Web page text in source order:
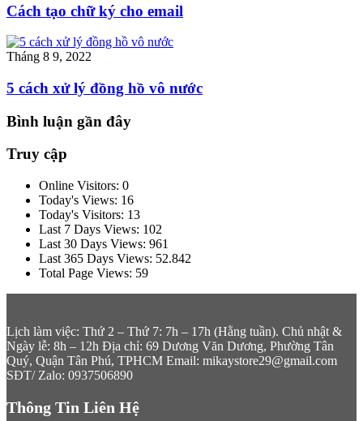
Cách tạo chữ ký cho email
Tháng 8 9, 2022
5 cách xử lý đồng hồ vô nước
Bình luận gần đây
Truy cập
Online Visitors: 0
Today's Views: 16
Today's Visitors: 13
Last 7 Days Views: 102
Last 30 Days Views: 961
Last 365 Days Views: 52.842
Total Page Views: 59
Lịch làm việc: Thứ 2 – Thứ 7: 7h – 17h (Hằng tuần). Chủ nhật &
Ngày lễ: 8h – 12h Địa chỉ: 69 Dương Văn Dương, Phường Tân
Quý, Quận Tân Phú, TPHCM Email: mikaystore29@gmail.com
SĐT/ Zalo: 0937506890
Thông Tin Liên Hệ